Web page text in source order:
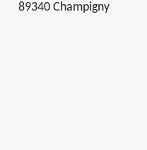
89340 Champigny